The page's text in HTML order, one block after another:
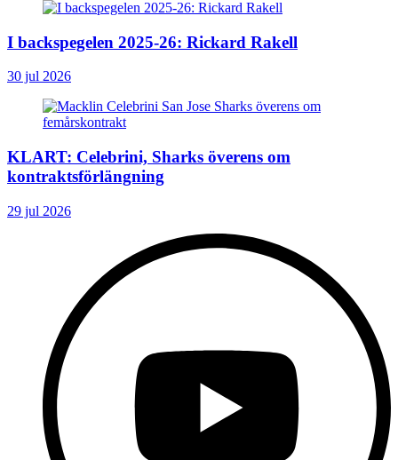
I backspegelen 2025-26: Rickard Rakell
30 jul 2026
KLART: Celebrini, Sharks överens om
kontraktsförlängning
29 jul 2026